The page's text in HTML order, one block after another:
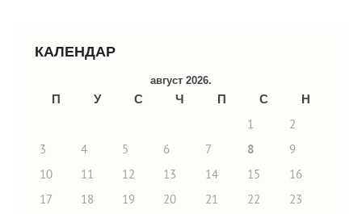
КАЛЕНДАР
август 2026.
П У С Ч П С
Н
1
2
3
4 5 6 7 8
9
10
11 12 13 14 15
16
17
18 19 20 21 22
23